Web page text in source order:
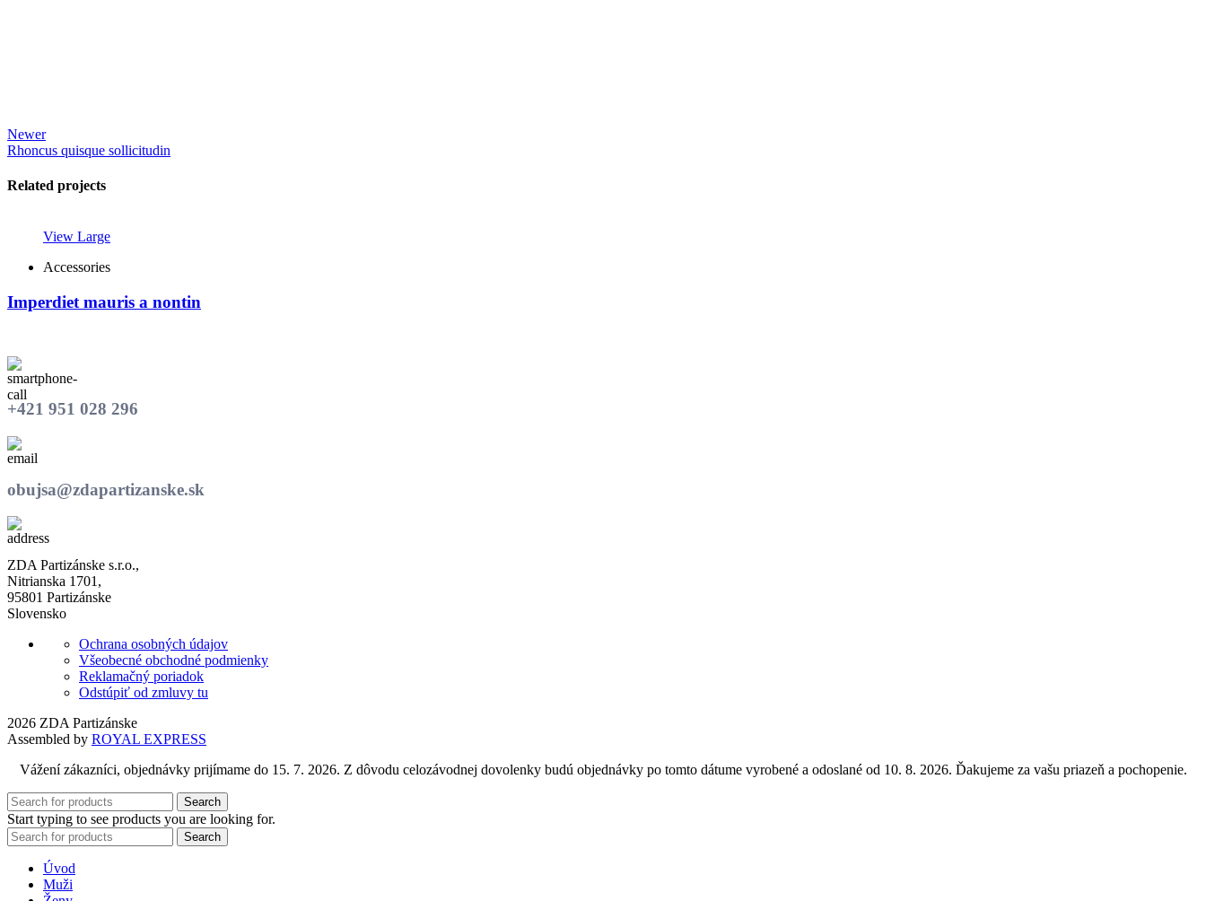
Newer
Rhoncus quisque sollicitudin
Related projects
View Large
Accessories
Imperdiet mauris a nontin
+421 951 028 296
obujsa@zdapartizanske.sk
ZDA Partizánske s.r.o.,
Nitrianska 1701,
95801 Partizánske
Slovensko
Ochrana osobných údajov
Všeobecné obchodné podmienky
Reklamačný poriadok
Odstúpiť od zmluvy tu
2026 ZDA Partizánske
Assembled by ROYAL EXPRESS
Vážení zákazníci, objednávky prijímame do 15. 7. 2026. Z dôvodu celozávodnej dovolenky budú objednávky po tomto dátume vyrobené a odoslané od 10. 8. 2026. Ďakujeme za vašu priazeň a pochopenie.
Search
Start typing to see products you are looking for.
Search
Úvod
Muži